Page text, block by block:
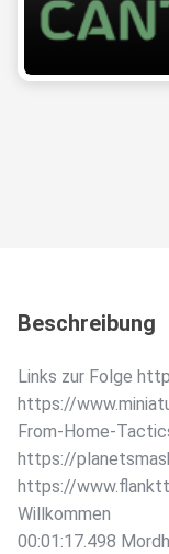
Beschreibung
Links zur Folge
https://
From-Home-
https://
https://
Willkommen
00:01:17.498